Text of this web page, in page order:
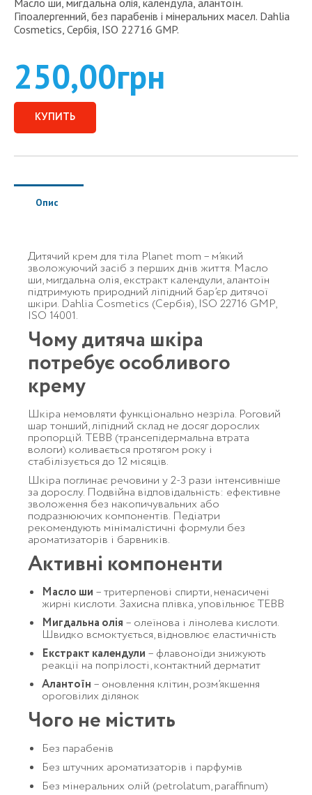
Гіпоалергенний, без парабенів і мінеральних масел. Dahlia
Cosmetics, Сербія, ISO 22716 GMP.
250,00грн
КУПИТЬ
Опис
Дитячий крем для тіла Planet mom – м’який
зволожуючий засіб з перших днів життя. Масло
ши, мигдальна олія, екстракт календули, алантоїн
підтримують природний ліпідний бар’єр дитячої
шкіри. Dahlia Cosmetics (Сербія), ISO 22716 GMP,
ISO 14001.
Чому дитяча шкіра
потребує особливого
крему
Шкіра немовляти функціонально незріла. Роговий
шар тонший, ліпідний склад не досяг дорослих
пропорцій. ТЕВВ (трансепідермальна втрата
вологи) коливається протягом року і
стабілізується до 12 місяців.
Шкіра поглинає речовини у 2-3 рази інтенсивніше
за дорослу. Подвійна відповідальність: ефективне
зволоження без накопичувальних або
подразнюючих компонентів. Педіатри
рекомендують мінімалістичні формули без
ароматизаторів і барвників.
Активні компоненти
Масло ши – тритерпенові спирти, ненасичені
жирні кислоти. Захисна плівка, уповільнює ТЕВВ
Мигдальна олія – олеїнова і лінолева кислоти.
Швидко всмоктується, відновлює еластичність
Екстракт календули – флавоноїди знижують
реакції на попрілості, контактний дерматит
Алантоїн – оновлення клітин, розм’якшення
ороговілих ділянок
Чого не містить
Без парабенів
Без штучних ароматизаторів і парфумів
Без мінеральних олій (petrolatum, paraffinum)